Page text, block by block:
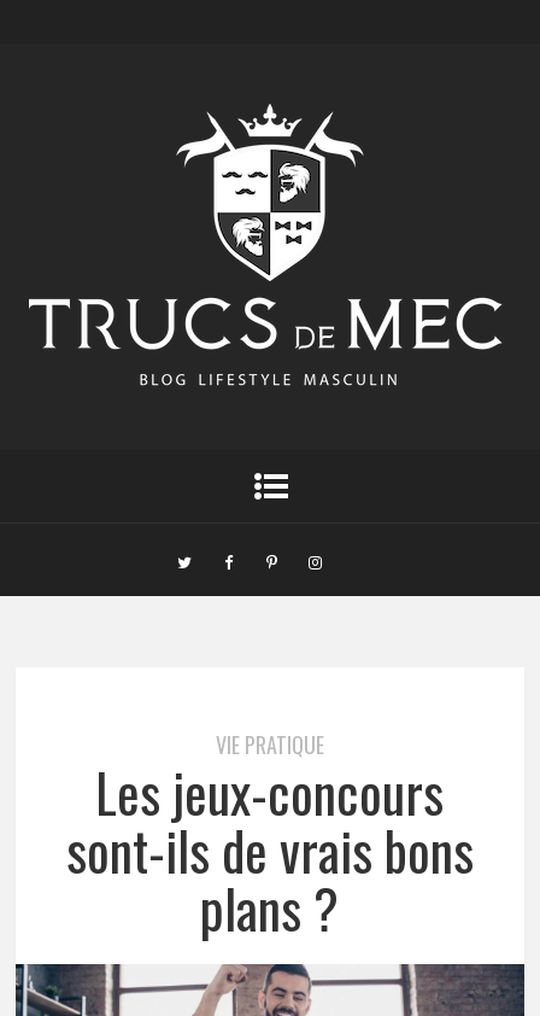
VIE PRATIQUE
Les jeux-concours
sont-ils de vrais bons
plans ?